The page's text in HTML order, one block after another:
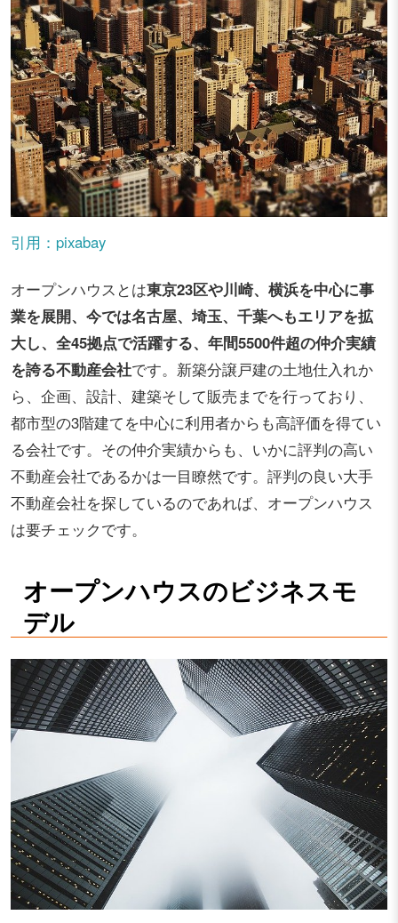
引用：pixabay
オープンハウスとは東京23区や川崎、横浜を中心に事
業を展開、今では名古屋、埼玉、千葉へもエリアを拡
大し、全45拠点で活躍する、年間5500件超の仲介実績
を誇る不動産会社です。新築分譲戸建の土地仕入れか
ら、企画、設計、建築そして販売までを行っており、
都市型の3階建てを中心に利用者からも高評価を得てい
る会社です。その仲介実績からも、いかに評判の高い
不動産会社であるかは一目瞭然です。評判の良い大手
不動産会社を探しているのであれば、オープンハウス
は要チェックです。
オープンハウスのビジネスモ
デル